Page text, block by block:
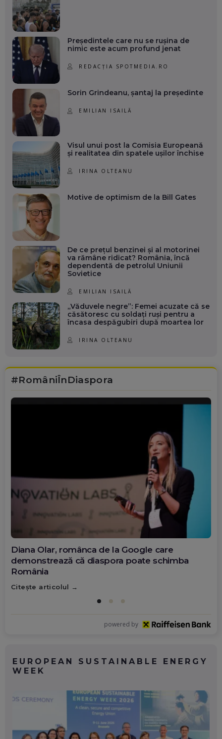
Președintele care nu se rușina de
nimic este acum profund jenat
REDACȚIA SPOTMEDIA.RO
Sorin Grindeanu, șantaj la președinte
EMILIAN ISAILĂ
Visul unui post la Comisia Europeană
și realitatea din spatele ușilor închise
IRINA OLTEANU
Motive de optimism de la Bill Gates
De ce prețul benzinei și al motorinei
va rămâne ridicat? România, încă
dependentă de petrolul Uniunii
Sovietice
EMILIAN ISAILĂ
„Văduvele negre”: Femei acuzate că se
căsătoresc cu soldați ruși pentru a
încasa despăgubiri după moartea lor
IRINA OLTEANU
#RomâniÎnDiaspora
Diana Olar, românca de la Google care
demonstrează că diaspora poate schimba
România
Citește articolul
powered by
EUROPEAN SUSTAINABLE ENERGY
WEEK